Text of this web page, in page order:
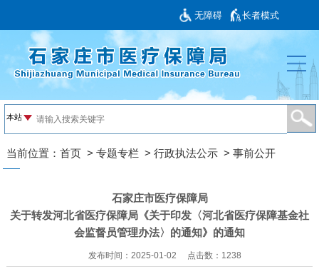
无障碍 长者模式
当前位置： 首页> 专题专栏> 行政执法公示> 事前公开
石家庄市医疗保障局
关于转发河北省医疗保障局《关于印发〈河北省医疗保障基金社
会监督员管理办法〉的通知》的通知
发布时间：2025-01-02 点击数： 1238